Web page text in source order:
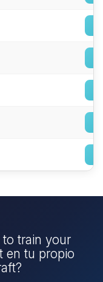
train your
en tu propio